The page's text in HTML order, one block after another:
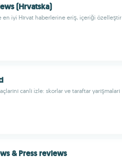
(Hrvatska)
en iyi Hırvat haberlerine eriş, içeriği özelleştir
canlı izle: skorlar ve taraftar yarışmaları
& Press reviews